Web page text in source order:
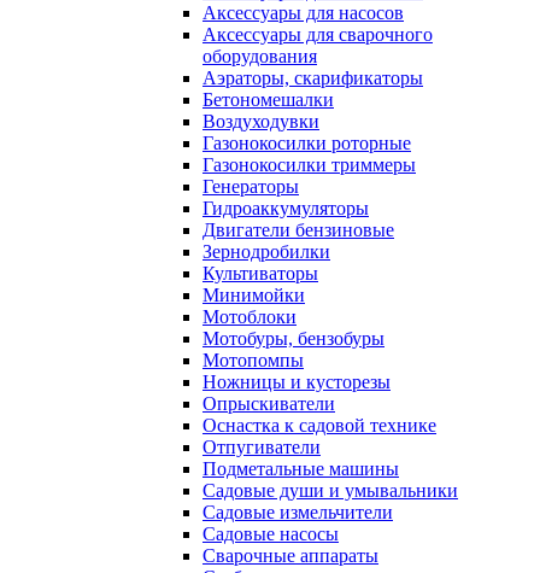
Аксессуары для насосов
Аксессуары для сварочного
оборудования
Аэраторы, скарификаторы
Бетономешалки
Воздуходувки
Газонокосилки роторные
Газонокосилки триммеры
Генераторы
Гидроаккумуляторы
Двигатели бензиновые
Зернодробилки
Культиваторы
Минимойки
Мотоблоки
Мотобуры, бензобуры
Мотопомпы
Ножницы и кусторезы
Опрыскиватели
Оснастка к садовой технике
Отпугиватели
Подметальные машины
Садовые души и умывальники
Садовые измельчители
Садовые насосы
Сварочные аппараты